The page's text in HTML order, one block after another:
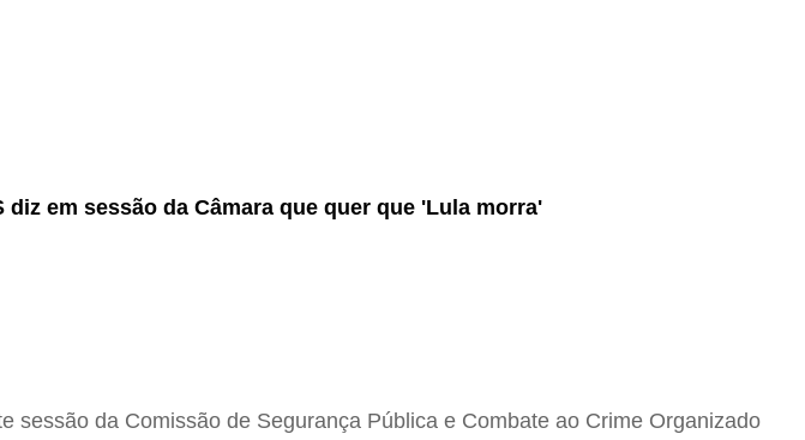
diz em sessão da Câmara que quer que 'Lula morra'
da Comissão de Segurança Pública e Combate ao Crime Organizado